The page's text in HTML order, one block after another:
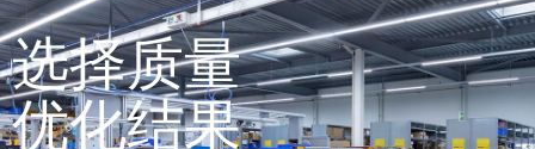
选择质量
优化结果